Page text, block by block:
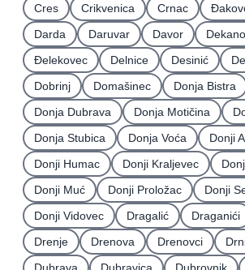
Cres
Crikvenica Crnac
Darda
Daruvar Davor
Ðelekovec
Delnice Desinić
Dobrinj
Domašinec
Donja Bistra
Donja Dubrava
Donja Motičina
Donja Stubica
Donja Voća
Donji
Donji Humac
Donji Kraljevec
Donji Muć
Donji Proložac
Donji
Donji Vidovec
Dragalić Draganići
Drenje
Drenova Drenovci
Dubrava
Dubravica Dubrovnik